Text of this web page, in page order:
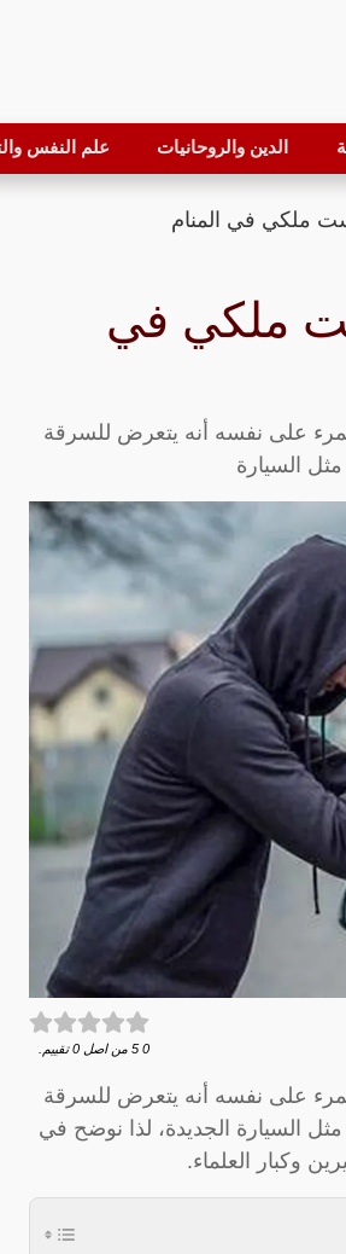
الدين والروحانيات علم النفس
ملكي في المنام
ملكي في
على نفسه أنه يتعرض للسرقة
السيارة
0
5 من اصل 0 تقييم.
على نفسه أنه يتعرض للسرقة
السيارة الجديدة، لذا نوضح في
وكبار العلماء.